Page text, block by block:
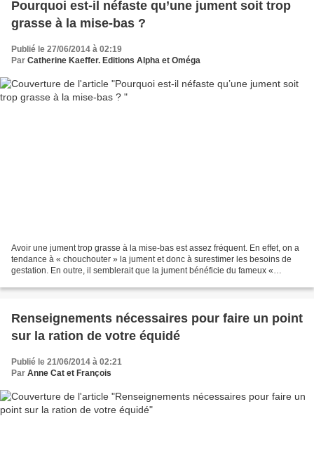
Pourquoi est-il néfaste qu’une jument soit trop
grasse à la mise-bas ?
Publié le 27/06/2014 à 02:19
Par Catherine Kaeffer. Editions Alpha et Oméga
Avoir une jument trop grasse à la mise-bas est assez fréquent. En effet, on a
tendance à « chouchouter » la jument et donc à surestimer les besoins de
gestation. En outre, il semblerait que la jument bénéficie du fameux «
Renseignements nécessaires pour faire un point
sur la ration de votre équidé
Publié le 21/06/2014 à 02:21
Par Anne Cat et François